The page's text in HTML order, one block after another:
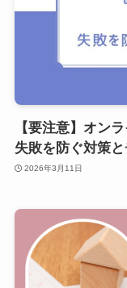
【要注意】オン
失敗を防ぐ対策
2026年3月11日